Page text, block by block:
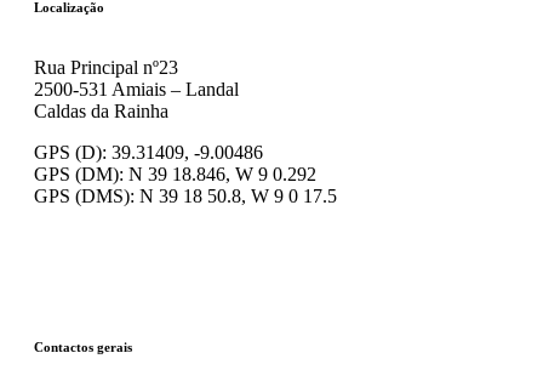
Localização
Rua Principal nº23
2500-531 Amiais – Landal
Caldas da Rainha
GPS (D): 39.31409, -9.00486
GPS (DM): N 39 18.846, W 9 0.292
GPS (DMS): N 39 18 50.8, W 9 0 17.5
Contactos gerais